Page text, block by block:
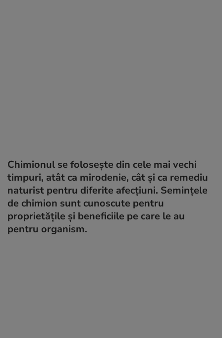
Chimionul se folosește din cele mai vechi
timpuri, atât ca mirodenie, cât și ca remediu
naturist pentru diferite afecțiuni. Semințele
de chimion sunt cunoscute pentru
proprietățile și beneficiile pe care le au
pentru organism.